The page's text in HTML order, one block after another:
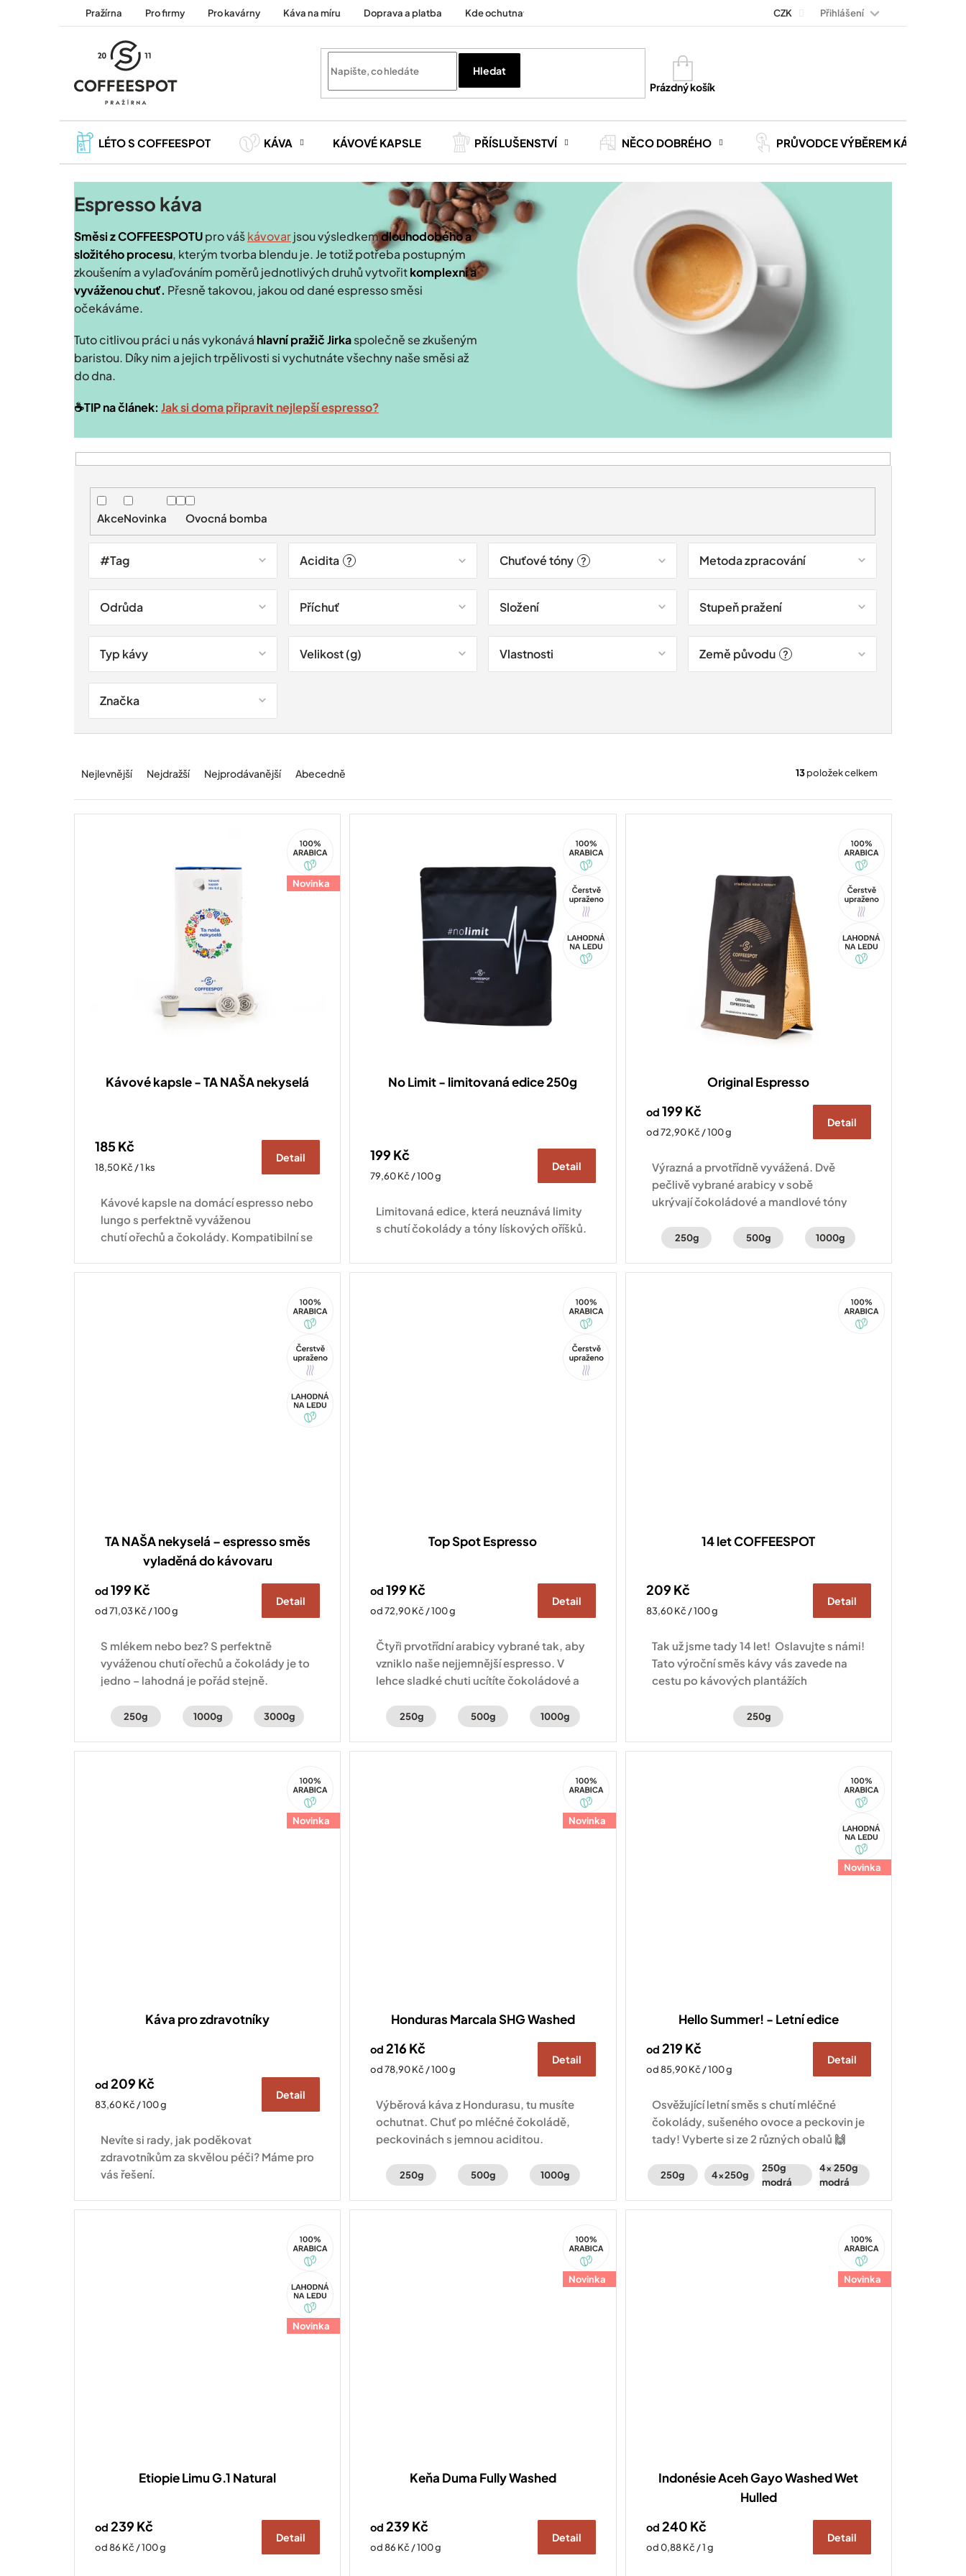
Pražírna Pro firmy Pro kavárny Káva na míru Doprava a platba Kde ochutnat Kontakt Kariéra
CZK Přihlášení
Hledat
Nákupní
košík
Prázdný košík
LÉTO S COFFEESPOT KÁVA KÁVOVÉ KAPSLE PŘÍSLUŠENSTVÍ NĚCO DOBRÉHO PRŮVODCE VÝBĚREM KÁVY
Espresso káva
Směsi z COFFEESPOTUpro váškávovarjsou výsledkemdlouhodobého a
složitého procesu, kterým tvorba blendu je. Je totiž potřeba postupným
zkoušením a vylaďováním poměrů jednotlivých druhů vytvořitkomplexní a
vyváženou chuť. Přesně takovou, jakou od dané espresso směsi
očekáváme.
Tuto citlivou práci u nás vykonává hlavní pražič Jirkaspolečně se zkušeným
baristou. Díky nim a jejich trpělivosti si vychutnáte všechny naše směsi až
do dna.
☕️TIP na článek: Jak si doma připravit nejlepší espresso?
e
n
Nejlevnější Nejdražší Nejprodávanější Abecedně 13položek celkem
AkceNovinka Ovocná bomba
#Tag Acidita ? Chuťové tóny ? Metoda zpracování
Odrůda Příchuť Složení Stupeň pražení
Typ kávy Velikost (g) Vlastnosti Země původu ?
Značka
V
Novinka
Arabica
Kávové kapsle - TA NAŠA nekyselá
185 Kč
Měrná
18,50 Kč / 1 ks
Detail
Kávové kapsle na domácí espresso nebo
lungo s perfektně vyváženou
chutí ořechů a čokolády. Kompatibilní se
Nespresso Original
Tip
Arabica
No Limit - limitovaná edice 250g
199 Kč
Měrná
79,60 Kč / 100 g
Detail
Limitovaná edice, která neuznává limity
s chutí čokolády a tóny lískových oříšků.
Tip
Arabica
Original Espresso
od 199 Kč
Měrná
od 72,90 Kč / 100 g
Detail
Výrazná a prvotřídně vyvážená. Dvě
pečlivě vybrané arabicy v sobě
ukrývají čokoládové a mandlové tóny
250g 500g 1000g
Tip
Arabica
TA NAŠA nekyselá – espresso směs
vyladěná do kávovaru
od 199 Kč
Měrná
od 71,03 Kč / 100 g
Detail
S mlékem nebo bez? S perfektně
vyváženou chutí ořechů a čokolády je to
jedno – lahodná je pořád stejně.
250g 1000g 3000g
Tip
Arabica
Top Spot Espresso
od 199 Kč
Měrná
od 72,90 Kč / 100 g
Detail
Čtyři prvotřídní arabicy vybrané tak, aby
vzniklo naše nejjemnější espresso. V
lehce sladké chuti ucítíte čokoládové a
250g 500g 1000g
Arabica
14 let COFFEESPOT
209 Kč
Měrná
83,60 Kč / 100 g
Detail
Tak už jsme tady 14 let! Oslavujte s námi!
Tato výroční směs kávy vás zavede na
cestu po kávových plantážích
250g
Novinka
Arabica
Káva pro zdravotníky
od 209 Kč
Měrná
83,60 Kč / 100 g
Detail
Nevíte si rady, jak poděkovat
zdravotníkům za skvělou péči? Máme pro
vás řešení.
Novinka
Arabica
Honduras Marcala SHG Washed
od 216 Kč
Měrná
od 78,90 Kč / 100 g
Detail
Výběrová káva z Hondurasu, tu musíte
ochutnat. Chuť po mléčné čokoládě,
peckovinách s jemnou aciditou.
250g 500g 1000g
Novinka
Arabica
Hello Summer! - Letní edice
od 219 Kč
Měrná
od 85,90 Kč / 100 g
Detail
Osvěžující letní směs s chutí mléčné
čokolády, sušeného ovoce a peckovin je
tady! Vyberte si ze 2 různých obalů 🙌
250g 4x250g
250g
modrá
4x 250g
modrá
Novinka
Arabica
Etiopie Limu G.1 Natural
od 239 Kč
Měrná
od 86 Kč / 100 g
Detail
Novinka
Arabica
Keňa Duma Fully Washed
od 239 Kč
Měrná
od 86 Kč / 100 g
Detail
Novinka
Arabica
Indonésie Aceh Gayo Washed Wet
Hulled
od 240 Kč
Měrná
od 0,88 Kč / 1 g
Detail